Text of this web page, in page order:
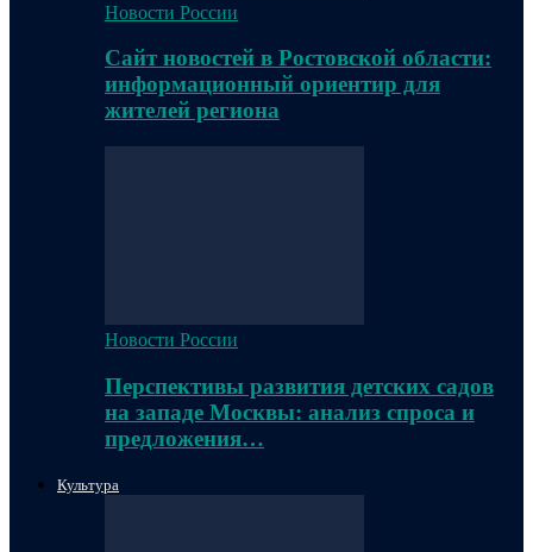
Новости России
Сайт новостей в Ростовской области:
информационный ориентир для
жителей региона
Новости России
Перспективы развития детских садов
на западе Москвы: анализ спроса и
предложения…
Культура